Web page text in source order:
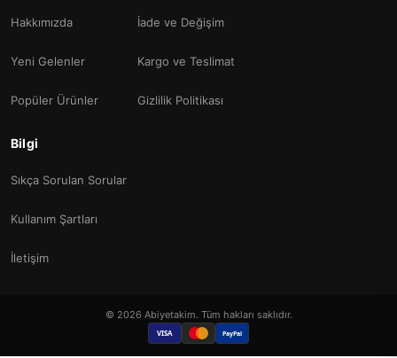
Hakkımızda
Yeni Gelenler
Popüler Ürünler
İade ve Değişim
Kargo ve Teslimat
Gizlilik Politikası
Bilgi
Sıkça Sorulan Sorular
Kullanım Şartları
İletişim
© 2026 Abiyetakim. Tüm hakları saklıdır.
VISA PayPal